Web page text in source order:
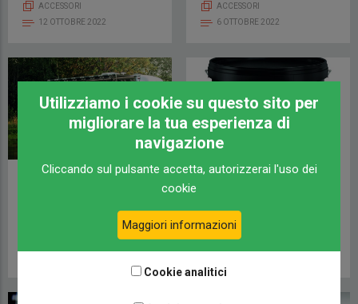
ACCESSORI
12 OTTOBRE 2022
ACCESSORI
6 OTTOBRE 2022
Un pieno di accessori!
Fai da te in camper? È
Bostik
ACCESSORI
Utilizziamo i cookie su questo sito per
migliorare la tua esperienza di
navigazione
Cliccando sul pulsante accetta, autorizzerai l'uso dei
cookie
Maggiori informazioni
Cookie analitici